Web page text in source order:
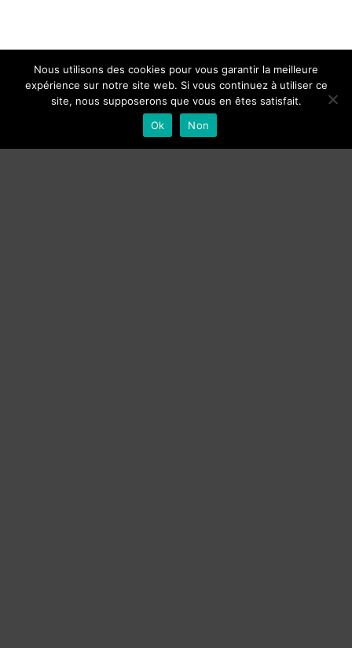
Nous utilisons des cookies pour vous garantir la meilleure
expérience sur notre site web. Si vous continuez à utiliser ce
site, nous supposerons que vous en êtes satisfait.
Ok
Non